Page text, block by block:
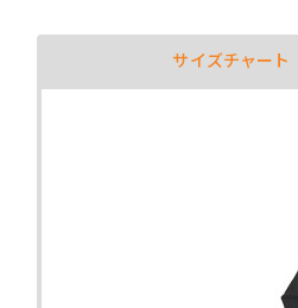
サイズチャート